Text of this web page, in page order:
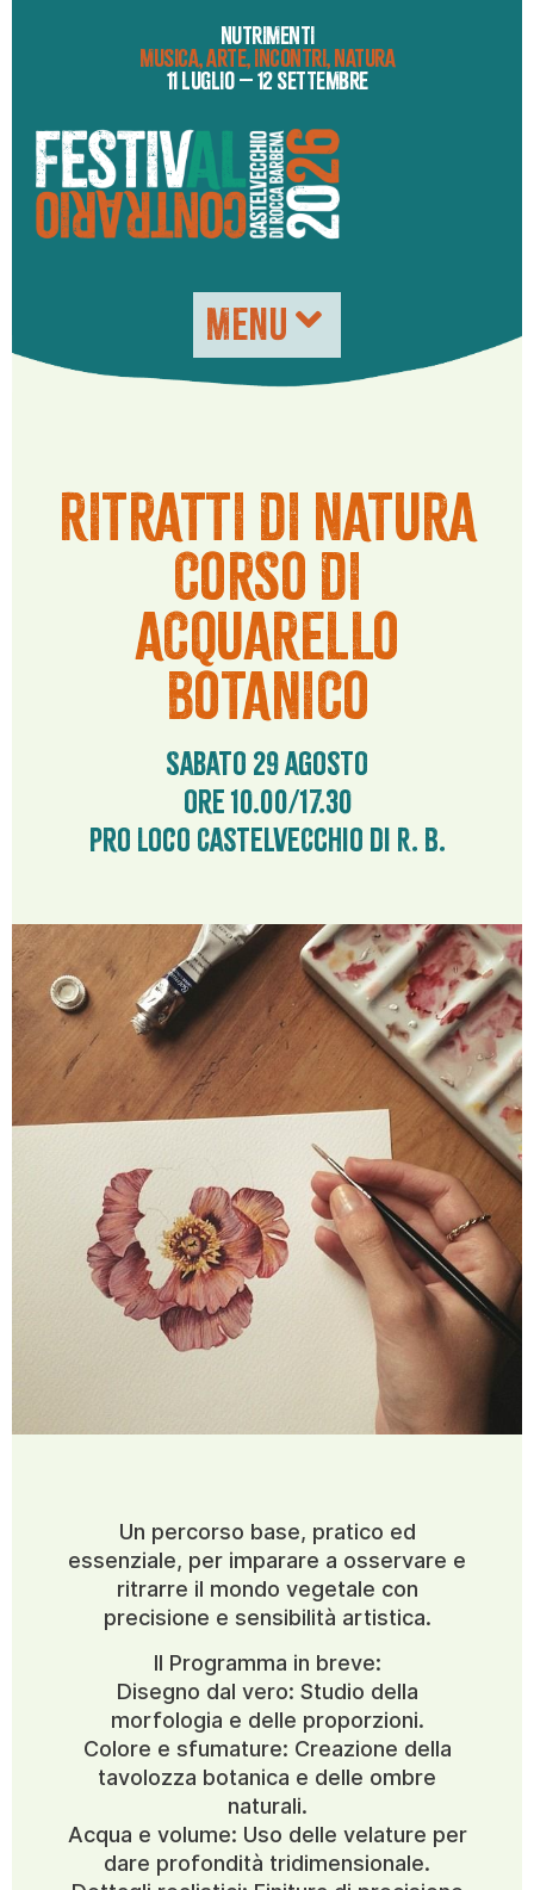
NUTRIMENTI
MUSICA, ARTE, INCONTRI, NATURA
11 LUGLIO – 12 SETTEMBRE
MENU
RITRATTI DI NATURA
CORSO DI
ACQUARELLO
BOTANICO
Sabato 29 agosto
ore 10.00/17.30
Pro Loco Castelvecchio di R. B.
Un percorso base, pratico ed
essenziale, per imparare a osservare e
ritrarre il mondo vegetale con
precisione e sensibilità artistica.
Il Programma in breve:
Disegno dal vero: Studio della
morfologia e delle proporzioni.
Colore e sfumature: Creazione della
tavolozza botanica e delle ombre
naturali.
Acqua e volume: Uso delle velature per
dare profondità tridimensionale.